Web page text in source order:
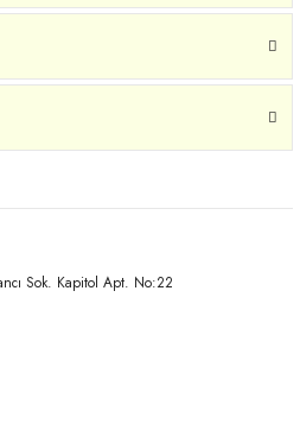
Sok. Kapitol Apt. No:22